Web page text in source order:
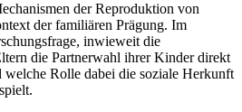
der Reproduktion von
der familiären Prägung. Im
inwieweit die
die Partnerwahl ihrer Kinder direkt
Rolle dabei die soziale Herkunft